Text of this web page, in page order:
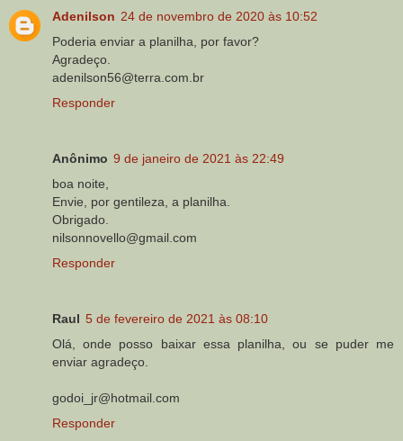
Adenilson 24 de novembro de 2020 às 10:52
Poderia enviar a planilha, por favor?
Agradeço.
adenilson56@terra.com.br
Responder
Anônimo 9 de janeiro de 2021 às 22:49
boa noite,
Envie, por gentileza, a planilha.
Obrigado.
nilsonnovello@gmail.com
Responder
Raul 5 de fevereiro de 2021 às 08:10
Olá, onde posso baixar essa planilha, ou se puder me
enviar agradeço.
godoi_jr@hotmail.com
Responder